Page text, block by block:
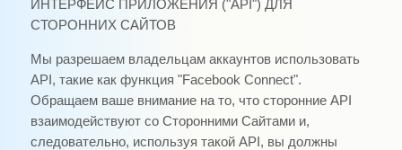
ИНТЕРФЕЙС ПРИЛОЖЕНИЯ ("API") ДЛЯ
СТОРОННИХ САЙТОВ
Мы разрешаем владельцам аккаунтов использовать
API, такие как функция "Facebook Connect".
Обращаем ваше внимание на то, что сторонние API
взаимодействуют со Сторонними Сайтами и,
следовательно, используя такой API, вы должны